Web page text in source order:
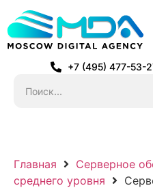
+7 (495) 477-53-
Главная Серверное
среднего уровня